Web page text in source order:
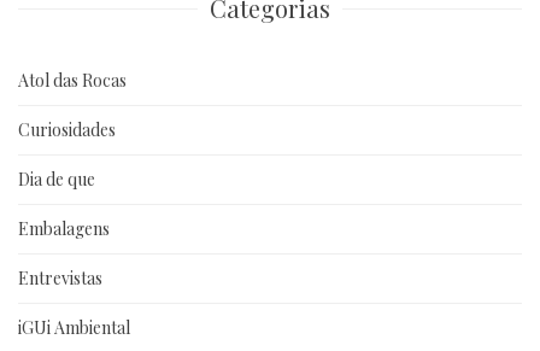
Categorias
Atol das Rocas
Curiosidades
Dia de que
Embalagens
Entrevistas
iGUi Ambiental